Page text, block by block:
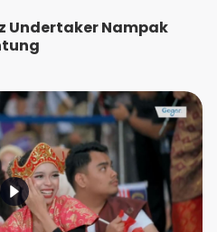
Undertaker Nampak